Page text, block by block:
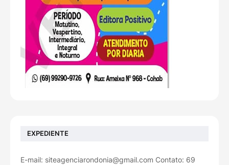
EXPEDIENTE
E-mail: siteagenciarondonia@gmail.com Contato: 69